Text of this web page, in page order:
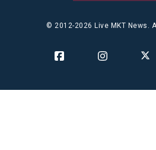
© 2012-2026 Live MKT News.